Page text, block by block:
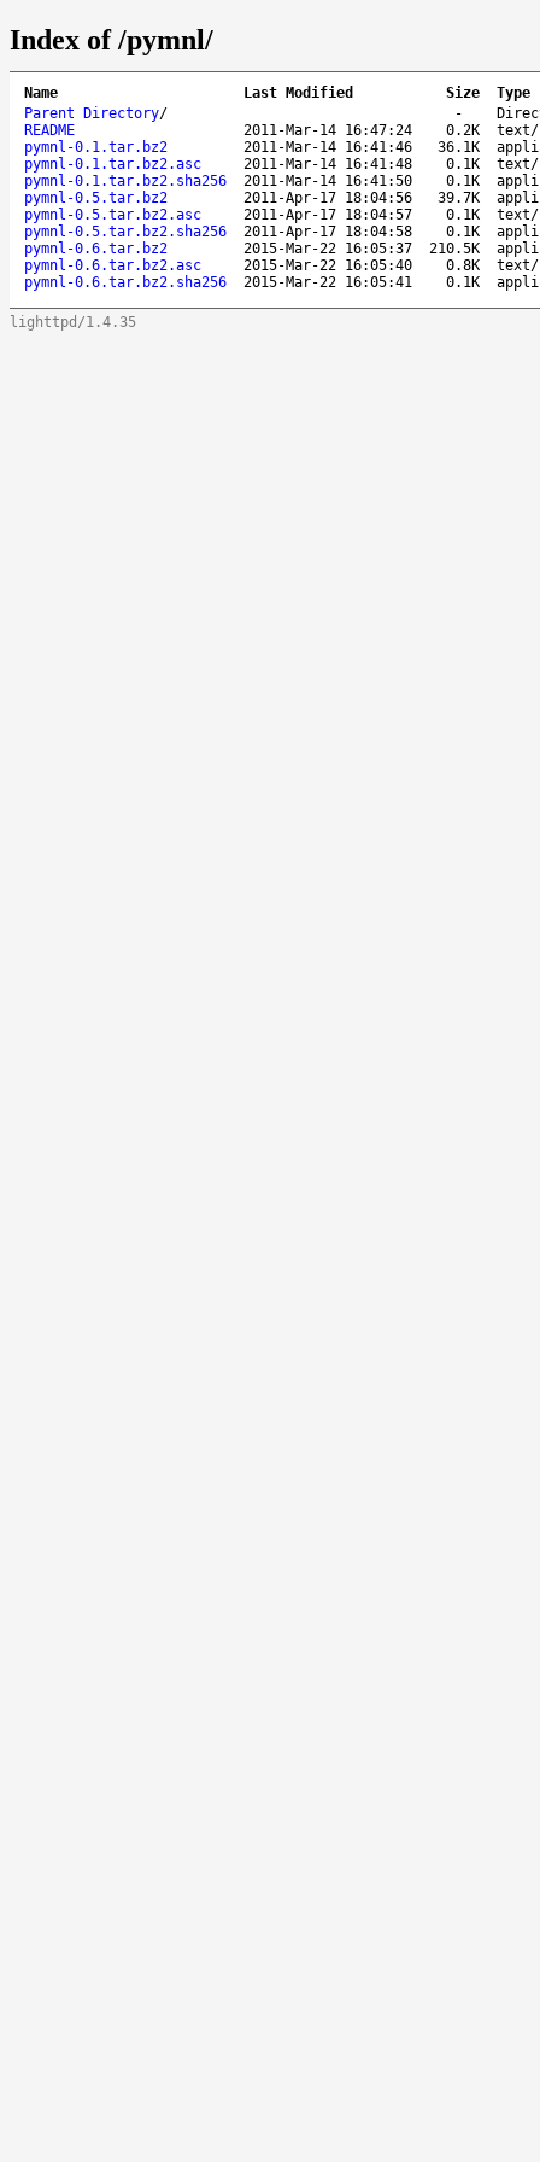
Index of /pymnl/
Name Last Modified Size
Type
Parent Directory/ -
README
2011-Mar-14 16:47:24 0.2K
text/
pymnl-0.1.tar.bz2
2011-Mar-14 16:41:46 36.1K
pymnl-0.1.tar.bz2.asc
2011-Mar-14 16:41:48 0.1K
text/
pymnl-0.1.tar.bz2.sha256
2011-Mar-14 16:41:50 0.1K
pymnl-0.5.tar.bz2
2011-Apr-17 18:04:56 39.7K
pymnl-0.5.tar.bz2.asc
2011-Apr-17 18:04:57 0.1K
text/
pymnl-0.5.tar.bz2.sha256
2011-Apr-17 18:04:58 0.1K
pymnl-0.6.tar.bz2
2015-Mar-22 16:05:37 210.5K
pymnl-0.6.tar.bz2.asc
2015-Mar-22 16:05:40 0.8K
text/
pymnl-0.6.tar.bz2.sha256
2015-Mar-22 16:05:41 0.1K
lighttpd/1.4.35